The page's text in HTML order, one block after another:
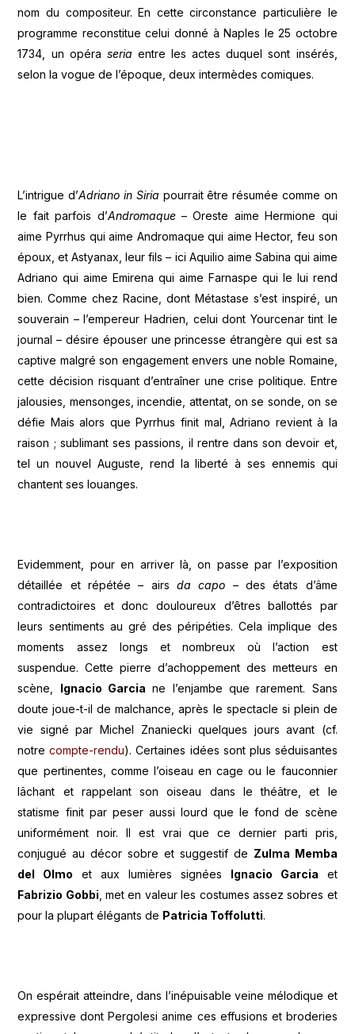
nom du compositeur. En cette circonstance particulière le
programme reconstitue celui donné à Naples le 25 octobre
1734, un opéra seria entre les actes duquel sont insérés,
selon la vogue de l’époque, deux intermèdes comiques.
L’intrigue d’Adriano in Siria pourrait être résumée comme on
le fait parfois d’Andromaque– Oreste aime Hermione qui
aime Pyrrhus qui aime Andromaque qui aime Hector, feu son
époux, et Astyanax, leur fils – ici Aquilio aime Sabina qui aime
Adriano qui aime Emirena qui aime Farnaspe qui le lui rend
bien. Comme chez Racine, dont Métastase s’est inspiré, un
souverain – l’empereur Hadrien, celui dont Yourcenar tint le
journal – désire épouser une princesse étrangère qui est sa
captive malgré son engagement envers une noble Romaine,
cette décision risquant d’entraîner une crise politique. Entre
jalousies, mensonges, incendie, attentat, on se sonde, on se
défie Mais alors que Pyrrhus finit mal, Adriano revient à la
raison ; sublimant ses passions, il rentre dans son devoir et,
tel un nouvel Auguste, rend la liberté à ses ennemis qui
chantent ses louanges.
Evidemment, pour en arriver là, on passe par l’exposition
détaillée et répétée – airs da capo – des états d’âme
contradictoires et donc douloureux d’êtres ballottés par
leurs sentiments au gré des péripéties. Cela implique des
moments assez longs et nombreux où l’action est
suspendue. Cette pierre d’achoppement des metteurs en
scène, Ignacio Garcia ne l’enjambe que rarement. Sans
doute joue-t-il de malchance, après le spectacle si plein de
vie signé par Michel Znaniecki quelques jours avant (cf.
notrecompte-rendu). Certaines idées sont plus séduisantes
que pertinentes, comme l’oiseau en cage ou le fauconnier
lâchant et rappelant son oiseau dans le théâtre, et le
statisme finit par peser aussi lourd que le fond de scène
uniformément noir. Il est vrai que ce dernier parti pris,
conjugué au décor sobre et suggestif de Zulma Memba
del Olmo et aux lumières signées Ignacio Garcia et
Fabrizio Gobbi , met en valeur les costumes assez sobres et
pour la plupart élégants de Patricia Toffolutti.
On espérait atteindre, dans l’inépuisable veine mélodique et
expressive dont Pergolesi anime ces effusions et broderies